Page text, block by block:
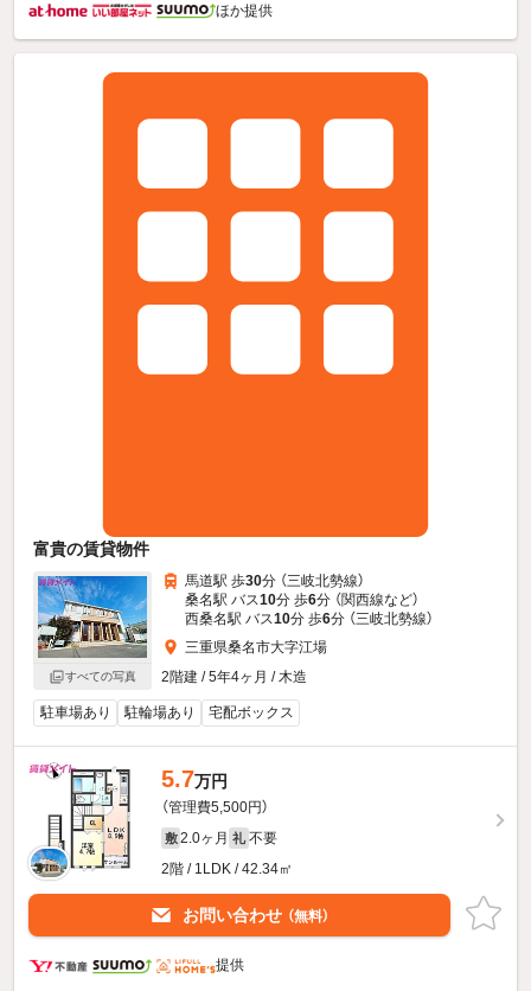
ほか提供
富貴の賃貸物件
すべての写真
馬道駅 歩30分 （三岐北勢線）
桑名駅 バス10分 歩6分 （関西線など）
西桑名駅 バス10分 歩6分 （三岐北勢線）
三重県桑名市大字江場
2階建 / 5年4ヶ月 / 木造
駐車場あり 駐輪場あり 宅配ボックス
5.7万円
（管理費5,500円）
敷 2.0ヶ月 礼 不要
2階 / 1LDK / 42.34㎡
お問い合わせ （無料）
提供